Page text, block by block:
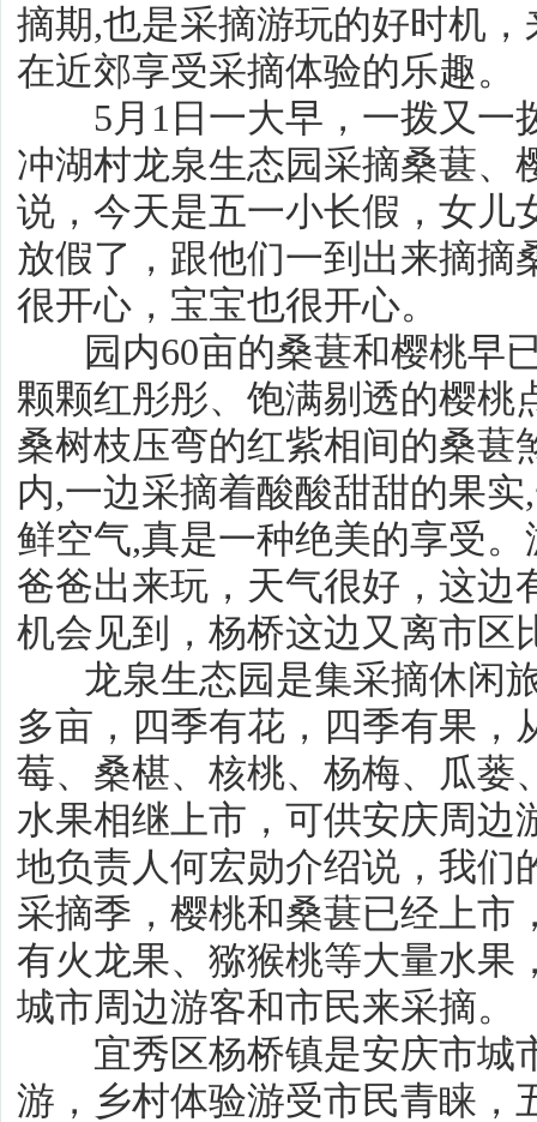
摘期,也是采摘游玩的好时机
在近郊享受采摘
5月1日一大早，一拨又一
冲湖村龙泉生态园采摘桑葚、
说，今天是五一小长假，女儿
放假了，跟他们一到出来摘摘
很开心，宝宝也很开心
园内60亩的桑葚和樱桃早
颗颗红彤彤、饱满剔透的樱桃
桑树枝压弯的红紫相间的桑葚
内,一边采摘着酸酸甜甜的果
鲜空气,真是一种绝美的享受
爸爸出来玩，天气很好，这边
机会见到，杨桥这边又离市区
龙泉生态园是集采摘休闲旅
多亩，四季有花，四季有果，
莓、桑椹、核桃、杨梅、瓜蒌
水果相继上市，可供安庆周边
地负责人何宏勋介绍说，我们
采摘季，樱桃和桑葚已经上市
有火龙果、猕猴桃等大量水果
城市周边游客和市民来采摘。
宜秀区杨桥镇是安庆市城
游，乡村体验游受市民青睐，